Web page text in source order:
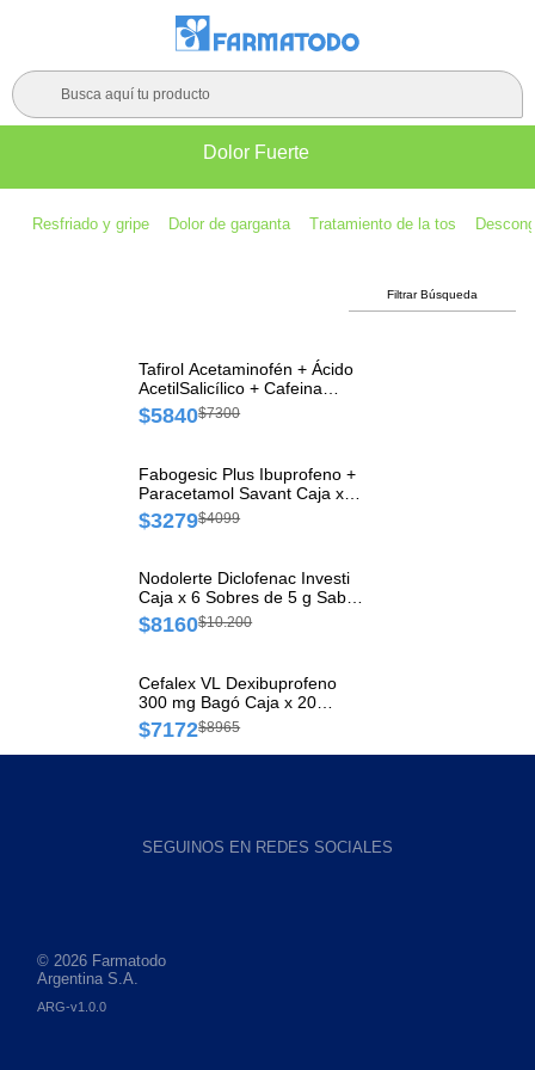
Busca aquí tu producto
Dolor Fuerte
Resfriado y gripe Dolor de garganta Tratamiento de la tos
Filtrar Búsqueda
Tafirol Acetaminofén + Ácido
AcetilSalicílico + Cafeina
250mg/250mg/65mg
Industria Argentina Caja x 10
$5840$7300
Fabogesic Plus Ibuprofeno +
Paracetamol Savant Caja x
10 Cápsulas
$3279$4099
Nodolerte Diclofenac Investi
Caja x 6 Sobres de 5 g Sabor
Naranja
$8160$10.200
Cefalex VL Dexibuprofeno
300 mg Bagó Caja x 20
Comprimidos
$7172$8965
SEGUINOS EN REDES SOCIALES
© 2026 Farmatodo
Argentina S.A.
ARG-v1.0.0